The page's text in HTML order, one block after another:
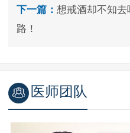
下一篇： 想戒酒却不知
路！
医师团队